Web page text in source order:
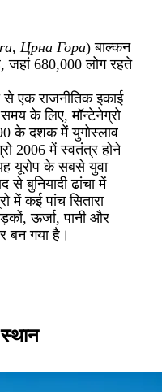
, Црна Гора) बाल्कन
जहां 680,000 लोग रहते
से एक राजनीतिक इकाई
के लिए, मॉन्टेनेग्रो
के दशक में युगोस्लाव
2006 में स्वतंत्र होने
यूरोप के सबसे युवा
से बुनियादी ढांचा में
में कई पांच सितारा
ऊर्जा, पानी और
बन गया है।